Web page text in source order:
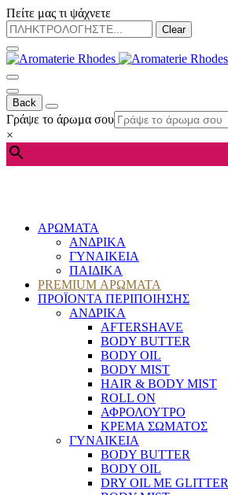
Πείτε μας τι ψάχνετε
Clear
Back
Γράψε το άρωμα σου
×
ΑΡΩΜΑΤΑ
ΑΝΔΡΙΚΑ
ΓΥΝΑΙΚΕΙΑ
ΠΑΙΔΙΚΑ
PREMIUM ΑΡΩΜΑΤΑ
ΠΡΟΪΟΝΤΑ ΠΕΡΙΠΟΙΗΣΗΣ
ΑΝΔΡΙΚΑ
AFTERSHAVE
BODY BUTTER
BODY OIL
BODY MIST
HAIR & BODY MIST
ROLL ON
ΑΦΡΟΛΟΥΤΡΟ
ΚΡΕΜΑ ΣΩΜΑΤΟΣ
ΓΥΝΑΙΚΕΙΑ
BODY BUTTER
BODY OIL
DRY OIL ΜΕ GLITTER